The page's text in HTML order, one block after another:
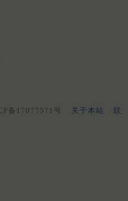
备17077571号 关于本站
联